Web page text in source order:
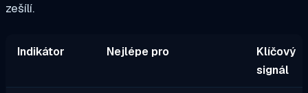
zešílí.
Indikátor Nejlépe pro
Klíčový
signál